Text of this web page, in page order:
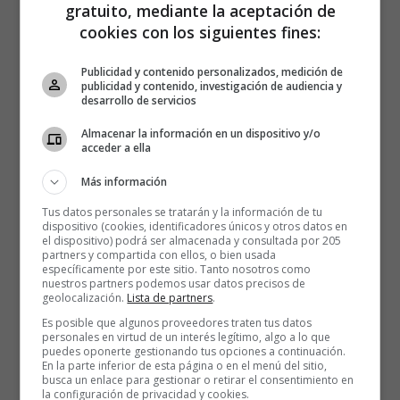
kilómetros de por medio. ​​Para Amar, lo esencial es
estar y ver qué ocurre, cruces de realidades
espontáneas, sin agenda.
2
mundo propulsado al 100% con hidrógeno verde.
Los aviones que hoy cruzan el mundoemiten más de
900 millones de toneladas de CO₂al año. Si la
aviación fuera un país,sería el sexto mayor emisor
del planeta, por encima de Alemania o Corea del Sur.
ya no se trate de volar menos, sino de volar distinto.
Climate Impulsenace desde esa contradicción. Un
gratuito, mediante la aceptación de
cookies con los siguientes fines:
Publicidad y contenido personalizados, medición de
publicidad y contenido, investigación de audiencia y
desarrollo de servicios
Almacenar la información en un dispositivo y/o
acceder a ella
Más información
Tus datos personales se tratarán y la información de tu
dispositivo (cookies, identificadores únicos y otros datos en
el dispositivo) podrá ser almacenada y consultada por 205
partners y compartida con ellos, o bien usada
específicamente por este sitio. Tanto nosotros como
nuestros partners podemos usar datos precisos de
geolocalización. Lista de partners.
Es posible que algunos proveedores traten tus datos
personales en virtud de un interés legítimo, algo a lo que
puedes oponerte gestionando tus opciones a continuación.
En la parte inferior de esta página o en el menú del sitio,
busca un enlace para gestionar o retirar el consentimiento en
la configuración de privacidad y cookies.